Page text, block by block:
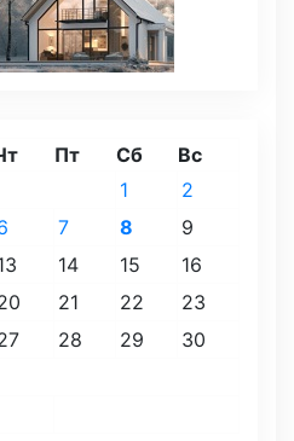
Пт Сб Вс
1
2
7 8
9
14 15
16
21 22
23
28 29
30